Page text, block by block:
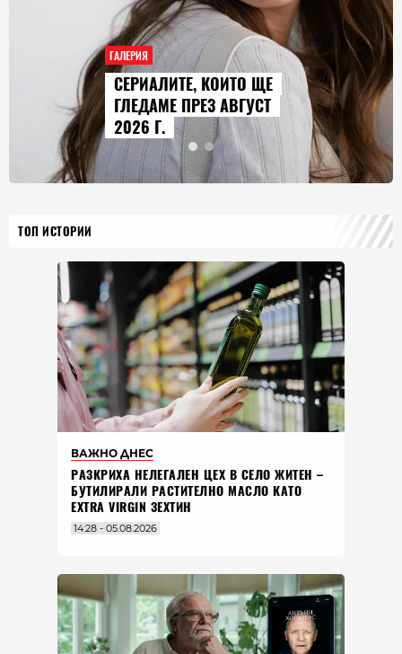
ГАЛЕРИЯ
СЕРИАЛИТЕ, КОИТО ЩЕ
ГЛЕДАМЕ ПРЕЗ АВГУСТ
2026 Г.
ТОП ИСТОРИИ
ВАЖНО ДНЕС
РАЗКРИХА НЕЛЕГАЛЕН ЦЕХ В СЕЛО ЖИТЕН –
БУТИЛИРАЛИ РАСТИТЕЛНО МАСЛО КАТО
EXTRA VIRGIN ЗЕХТИН
14:28 - 05.08.2026